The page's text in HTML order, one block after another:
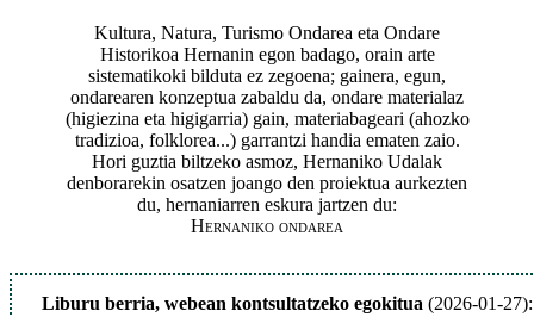
Kultura, Natura, Turismo Ondarea eta Ondare
Historikoa Hernanin egon badago, orain arte
sistematikoki bilduta ez zegoena; gainera, egun,
ondarearen konzeptua zabaldu da, ondare materialaz
(higiezina eta higigarria) gain, materiabageari (ahozko
tradizioa, folklorea...) garrantzi handia ematen zaio.
Hori guztia biltzeko asmoz, Hernaniko Udalak
denborarekin osatzen joango den proiektua aurkezten
du, hernaniarren eskura jartzen du:
Hernaniko ondarea
Liburu berria, webean kontsultatzeko egokitua (2026-01-27):